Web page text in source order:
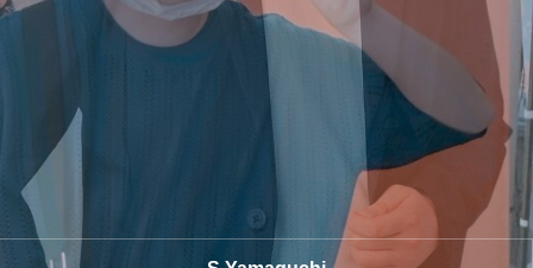
CAPABILITIES
MEMBER
仲間と出会う
数字で見るレオンアーツ